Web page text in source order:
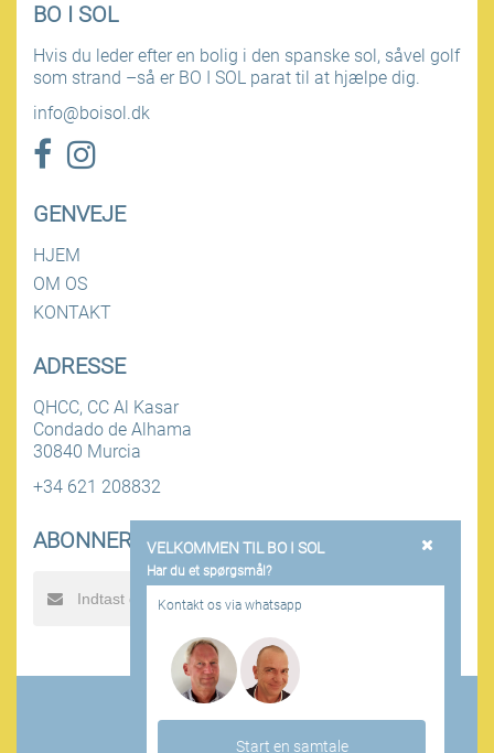
VELKOMMEN TIL BO I SOL
Har du et spørgsmål?
Kontakt os via whatsapp
Start en samtale
BO I SOL
Hvis du leder efter en bolig i den spanske sol, såvel golf
som strand –så er BO I SOL parat til at hjælpe dig.
info@boisol.dk
GENVEJE
HJEM
OM OS
KONTAKT
ADRESSE
QHCC, CC Al Kasar
Condado de Alhama
30840 Murcia
+34 621 208832
ABONNER PÅ NYHEDSBREV
Boisol - Alle rettigheder forbeholdes
Persondata politik Kontakt